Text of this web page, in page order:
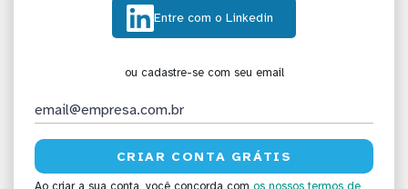
Entre com o Linkedin
ou cadastre-se com seu email